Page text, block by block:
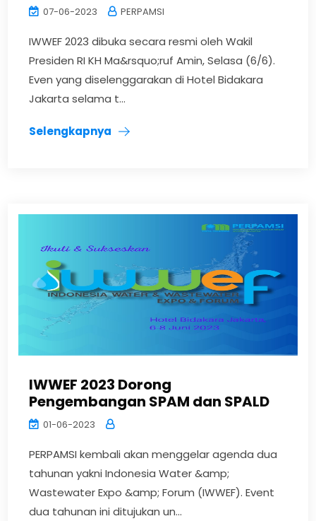
07-06-2023 PERPAMSI
IWWEF 2023 dibuka secara resmi oleh Wakil
Presiden RI KH Ma&rsquo;ruf Amin, Selasa (6/6).
Even yang diselenggarakan di Hotel Bidakara
Jakarta selama t...
Selengkapnya
IWWEF 2023 Dorong
Pengembangan SPAM dan SPALD
01-06-2023
PERPAMSI kembali akan menggelar agenda dua
tahunan yakni Indonesia Water &amp;
Wastewater Expo &amp; Forum (IWWEF). Event
dua tahunan ini ditujukan un...